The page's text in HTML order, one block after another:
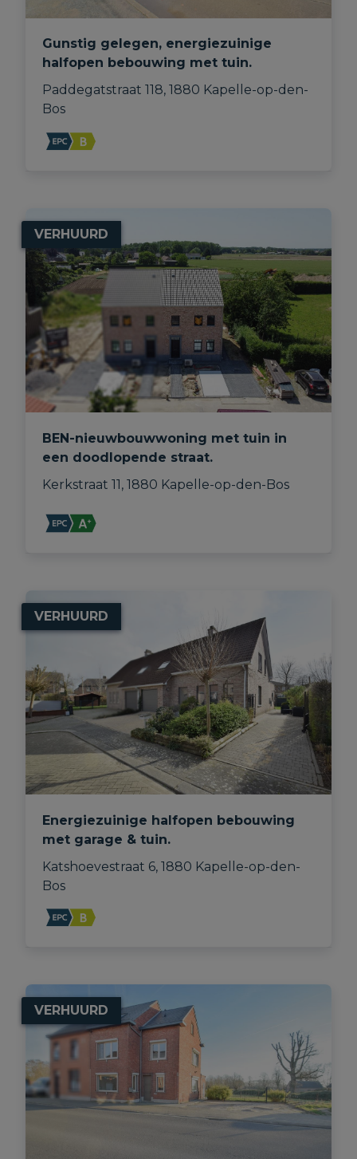
Gunstig gelegen, energiezuinige
halfopen bebouwing met tuin.
Paddegatstraat 118, 1880 Kapelle-op-den-
Bos
VERHUURD
BEN-nieuwbouwwoning met tuin in
een doodlopende straat.
Kerkstraat 11, 1880 Kapelle-op-den-Bos
VERHUURD
Energiezuinige halfopen bebouwing
met garage & tuin.
Katshoevestraat 6, 1880 Kapelle-op-den-
Bos
VERHUURD